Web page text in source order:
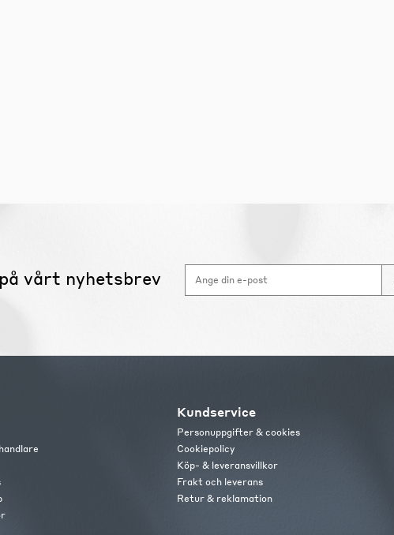
vårt nyhetsbrev
Kundservice
Personuppgifter & cookies
Cookiepolicy
Köp- & leveransvillkor
Frakt och leverans
Retur & reklamation